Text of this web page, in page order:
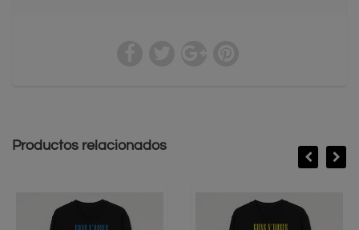
Productos relacionados